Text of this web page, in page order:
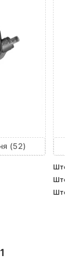
(52)
Шток
Шток